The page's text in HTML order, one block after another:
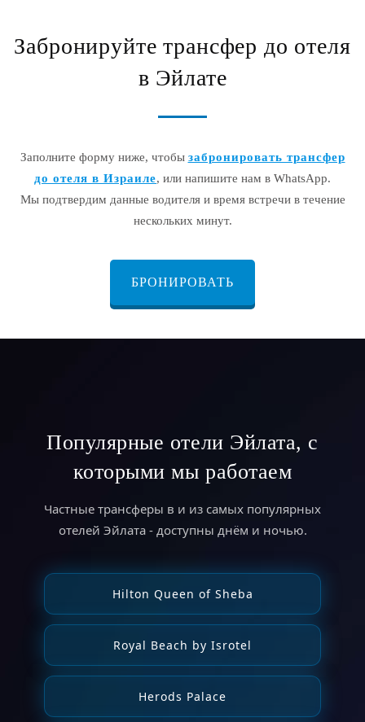
Забронируйте трансфер до отеля
в Эйлате
Заполните форму ниже, чтобы забронировать трансфер
до отеля в Израиле, или напишите нам в WhatsApp.
Мы подтвердим данные водителя и время встречи в течение
нескольких минут.
БРОНИРОВАТЬ
Популярные отели Эйлата, с
которыми мы работаем
Частные трансферы в и из самых популярных
отелей Эйлата - доступны днём и ночью.
Hilton Queen of Sheba
Royal Beach by Isrotel
Herods Palace